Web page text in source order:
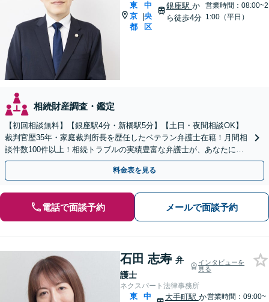
東
京
都
|
中
央
区
銀座駅 か
ら徒歩4分
営業時間：08:00~2
1:00（平日）
相続財産調査・鑑定
【初回相談無料】【銀座駅4分・新橋駅5分】【土日・夜間相談OK】
裁判官歴35年・家庭裁判所長を歴任したベテラン弁護士在籍！月間相
談件数100件以上！相続トラブルの実績豊富な弁護士が、あなたに寄
りそって解決します！
料金表を見る
電話で面談予約 メールで面談予約
石田 志寿 弁
護士
インタビューを
見る
ネクスパート法律事務所
東
中
大手町駅 か営業時間：09:00~